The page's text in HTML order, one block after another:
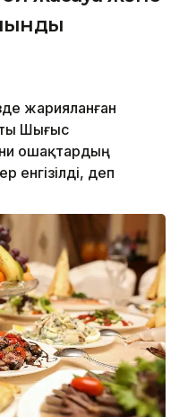
жарияланған
Шығыс
ошақтардың
енгізілді, деп